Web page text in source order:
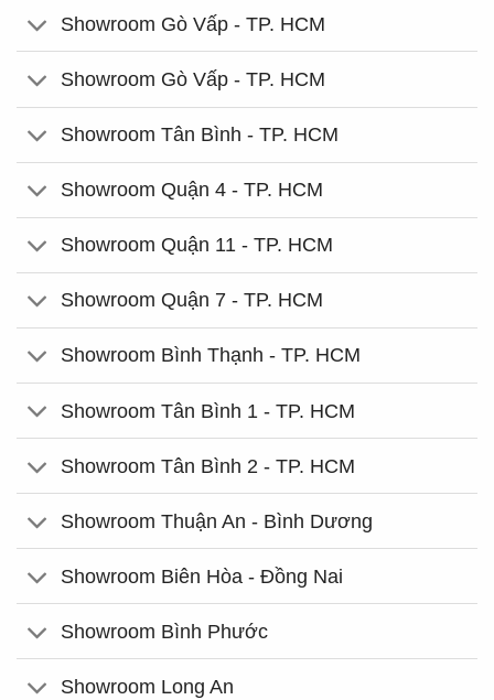
Showroom Gò Vấp - TP. HCM
Showroom Gò Vấp - TP. HCM
Showroom Tân Bình - TP. HCM
Showroom Quận 4 - TP. HCM
Showroom Quận 11 - TP. HCM
Showroom Quận 7 - TP. HCM
Showroom Bình Thạnh - TP. HCM
Showroom Tân Bình 1 - TP. HCM
Showroom Tân Bình 2 - TP. HCM
Showroom Thuận An - Bình Dương
Showroom Biên Hòa - Đồng Nai
Showroom Bình Phước
Showroom Long An